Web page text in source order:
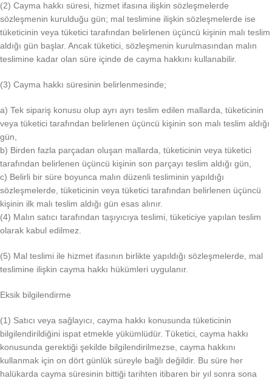
(2) Cayma hakkı süresi, hizmet ifasına ilişkin sözleşmelerde
sözleşmenin kurulduğu gün; mal teslimine ilişkin sözleşmelerde ise
tüketicinin veya tüketici tarafından belirlenen üçüncü kişinin malı teslim
aldığı gün başlar. Ancak tüketici, sözleşmenin kurulmasından malın
teslimine kadar olan süre içinde de cayma hakkını kullanabilir.
(3) Cayma hakkı süresinin belirlenmesinde;
a) Tek sipariş konusu olup ayrı ayrı teslim edilen mallarda, tüketicinin
veya tüketici tarafından belirlenen üçüncü kişinin son malı teslim aldığı
gün,
b) Birden fazla parçadan oluşan mallarda, tüketicinin veya tüketici
tarafından belirlenen üçüncü kişinin son parçayı teslim aldığı gün,
c) Belirli bir süre boyunca malın düzenli tesliminin yapıldığı
sözleşmelerde, tüketicinin veya tüketici tarafından belirlenen üçüncü
kişinin ilk malı teslim aldığı gün esas alınır.
(4) Malın satıcı tarafından taşıyıcıya teslimi, tüketiciye yapılan teslim
olarak kabul edilmez.
(5) Mal teslimi ile hizmet ifasının birlikte yapıldığı sözleşmelerde, mal
teslimine ilişkin cayma hakkı hükümleri uygulanır.
Eksik bilgilendirme
(1) Satıcı veya sağlayıcı, cayma hakkı konusunda tüketicinin
bilgilendirildiğini ispat etmekle yükümlüdür. Tüketici, cayma hakkı
konusunda gerektiği şekilde bilgilendirilmezse, cayma hakkını
kullanmak için on dört günlük süreyle bağlı değildir. Bu süre her
halükarda cayma süresinin bittiği tarihten itibaren bir yıl sonra sona